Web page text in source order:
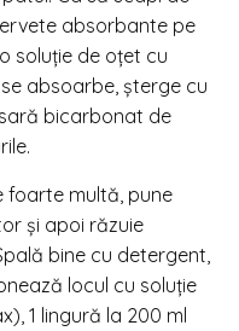
absorbante pe
soluție de oțet cu
absoarbe, șterge cu
bicarbonat de
foarte multă, pune
și apoi răzuie
bine cu detergent,
locul cu soluție
1 lingură la 200 ml